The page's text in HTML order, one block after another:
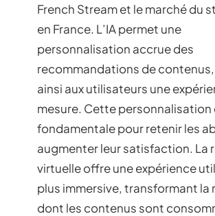
French Stream et le marché du
en France. L’IA permet une
personnalisation accrue des
recommandations de
ainsi aux utilisateurs une
mesure. Cette personnalisation
fondamentale pour retenir les
augmenter leur satisfaction. La
virtuelle offre une expérience
plus immersive, transformant la
dont les contenus sont